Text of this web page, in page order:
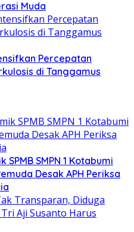
Muda
Percepatan
di Tanggamus
SMPN 1 Kotabumi
Desak APH Periksa